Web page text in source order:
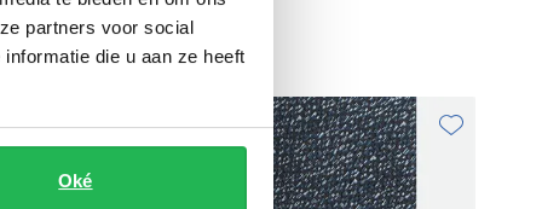
partners voor social
die u aan ze heeft
Oké
Toevoegen aan favorieten